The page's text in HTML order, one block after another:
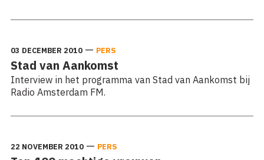
03 DECEMBER 2010 — PERS
Stad van Aankomst
Interview in het programma van Stad van Aankomst bij
Radio Amsterdam FM.
22 NOVEMBER 2010 — PERS